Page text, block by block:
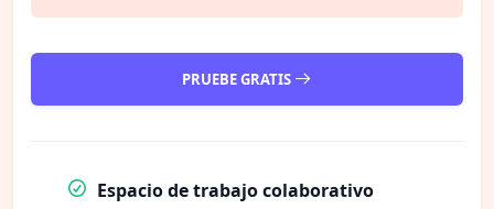
PRUEBE GRATIS
Espacio de trabajo colaborativo